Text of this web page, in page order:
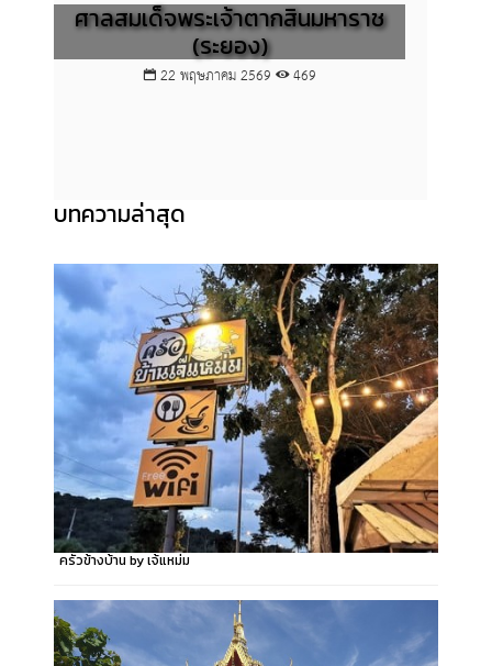
ศาลสมเด็จพระเจ้าตากสินมหาราช
(ระยอง)
22 พฤษภาคม 2569 469
บทความล่าสุด
ครัวข้างบ้าน by เจ้แหม่ม